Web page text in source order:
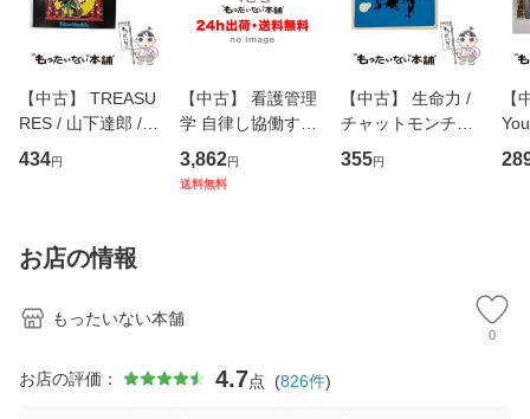
【中古】 TREASU
RES / 山下達郎 /
イーストウエス
ト・ジャパン [CD]
434円
【中古】 看護管理
学 自律し協働する
専門職の看護マネ
ジメントスキル 改
3,862円
送料無料
【中古】 生命力 /
チャットモンチー /
キューンレコード
[CD]【メール便送
355円
【
のが
お店の情報
もったいない本舗
0
お店の評価： 4.7点 (826件)